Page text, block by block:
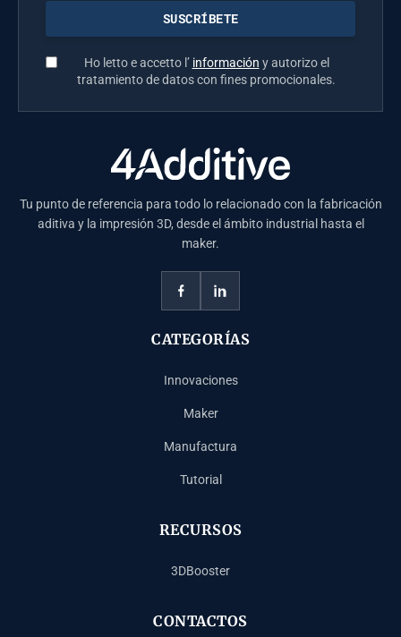
Ho letto e accetto l’ información y autorizo el
tratamiento de datos con fines promocionales.
Tu punto de referencia para todo lo relacionado con la fabricación
aditiva y la impresión 3D, desde el ámbito industrial hasta el
maker.
CATEGORÍAS
Innovaciones
Maker
Manufactura
Tutorial
RECURSOS
3DBooster
CONTACTOS